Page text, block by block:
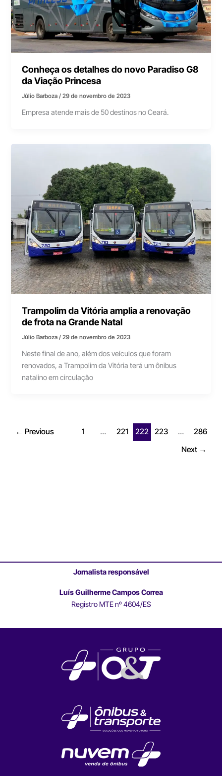
Conheça os detalhes do novo Paradiso G8
da Viação Princesa
Júlio Barboza/29 de novembro de 2023
Empresa atende mais de 50 destinos no Ceará.
Trampolim da Vitória amplia a renovação
de frota na Grande Natal
Júlio Barboza/29 de novembro de 2023
Neste final de ano, além dos veículos que foram
renovados, a Trampolim da Vitória terá um ônibus
natalino em circulação
← Previous 1 … 221 222 223 …
286
Next →
Jornalista responsável
Luís Guilherme Campos Correa
Registro MTE nº 4604/ES